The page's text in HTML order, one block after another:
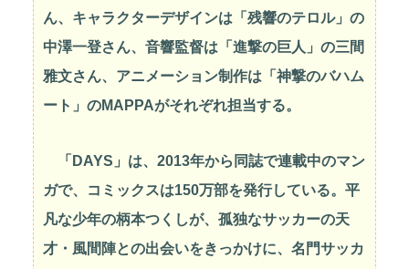
ん、キャラクターデザインは「残響のテロル」の
中澤一登さん、音響監督は「進撃の巨人」の三間
雅文さん、アニメーション制作は「神撃のバハム
ート」のMAPPAがそれぞれ担当する。
「DAYS」は、2013年から同誌で連載中のマン
ガで、コミックスは150万部を発行している。平
凡な少年の柄本つくしが、孤独なサッカーの天
才・風間陣との出会いをきっかけに、名門サッカ